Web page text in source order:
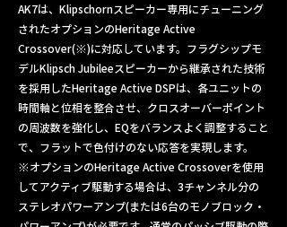
AK7は、Klipschornスピーカー専用にチューニング
されたオプションのHeritage Active
Crossover(※)に対応しています。フラグシップモ
デルKlipsch Jubileeスピーカーから継承された技術
を採用したHeritage Active DSPは、各ユニットの
時間軸と位相を整合させ、クロスオーバーポイント
の周波数を強化し、EQをバランスよく調整すること
で、フラットで色付けのない応答を実現します。
※オプションのHeritage Active Crossoverを使用
してアクティブ駆動する場合は、3チャンネル分の
ステレオパワーアンプ(または6台のモノブロック・